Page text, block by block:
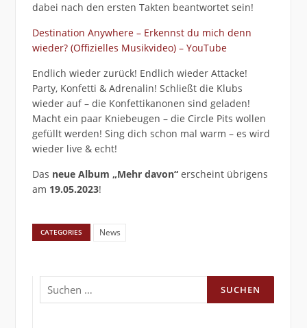
dabei nach den ersten Takten beantwortet sein!
Destination Anywhere – Erkennst du mich denn
wieder? (Offizielles Musikvideo) – YouTube
Endlich wieder zurück! Endlich wieder Attacke!
Party, Konfetti & Adrenalin! Schließt die Klubs
wieder auf – die Konfettikanonen sind geladen!
Macht ein paar Kniebeugen – die Circle Pits wollen
gefüllt werden! Sing dich schon mal warm – es wird
wieder live & echt!
Das neue Album „Mehr davon“erscheint übrigens
am 19.05.2023!
CATEGORIES News
Suchen
nach: